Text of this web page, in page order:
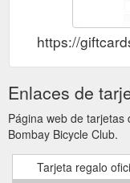
https://
Enlaces de
Página web de
Bombay Bicycle Club.
Tarjeta regalo